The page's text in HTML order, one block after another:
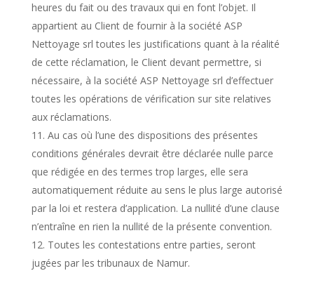
heures du fait ou des travaux qui en font l’objet. Il
appartient au Client de fournir à la société ASP
Nettoyage srl toutes les justifications quant à la réalité
de cette réclamation, le Client devant permettre, si
nécessaire, à la société ASP Nettoyage srl d’effectuer
toutes les opérations de vérification sur site relatives
aux réclamations.
Au cas où l’une des dispositions des présentes
conditions générales devrait être déclarée nulle parce
que rédigée en des termes trop larges, elle sera
automatiquement réduite au sens le plus large autorisé
par la loi et restera d’application. La nullité d’une clause
n’entraîne en rien la nullité de la présente convention.
Toutes les contestations entre parties, seront
jugées par les tribunaux de Namur.